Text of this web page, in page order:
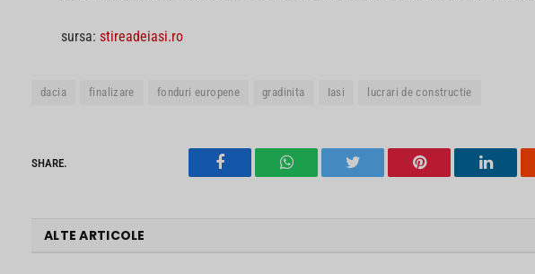
sursa: stireadeiasi.ro
dacia finalizare fonduri europene gradinita Iasi lucrari de constructie
SHARE.
Facebook WhatsAppTwitter Pinterest
ALTE ARTICOLE